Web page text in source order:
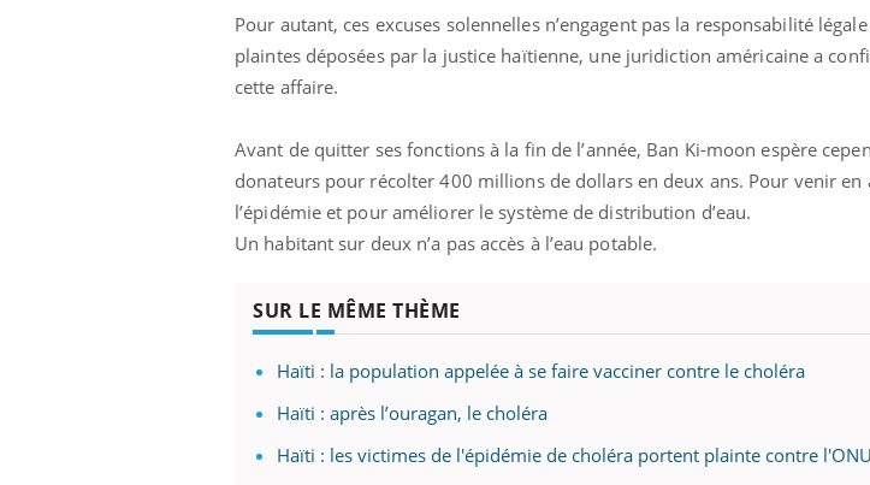
Pour autant, ces excuses solennelles n’engagent pas la responsabilité
plaintes déposées par la justice haïtienne, une juridiction américaine a
cette affaire.
Avant de quitter ses fonctions à la fin de l’année, Ban Ki-moon espère
donateurs pour récolter 400 millions de dollars en deux ans. Pour venir en
l’épidémie et pour améliorer le système de distribution d’eau.
Un habitant sur deux n’a pas accès à l’eau potable.
SUR LE MÊME THÈME
Haïti : la population appelée à se faire vacciner contre le choléra
Haïti : après l’ouragan, le choléra
Haïti : les victimes de l'épidémie de choléra portent plainte contre l'ONU
Eczéma Chronique des Mains :
expliquer ma maladieYoutube
Il y a des sujets qui sont faciles à aborder...
questions sur la maladie d'un proche c'est
Youtube
Carence en fer : comprendre pour
prévenirYoutube
Fatigue, irritabilité, brouillard mental ou